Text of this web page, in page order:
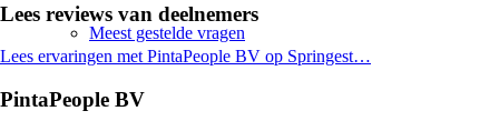
Meest gestelde vragen
Lees reviews van deelnemers
Lees ervaringen met PintaPeople BV op Springest…
PintaPeople BV